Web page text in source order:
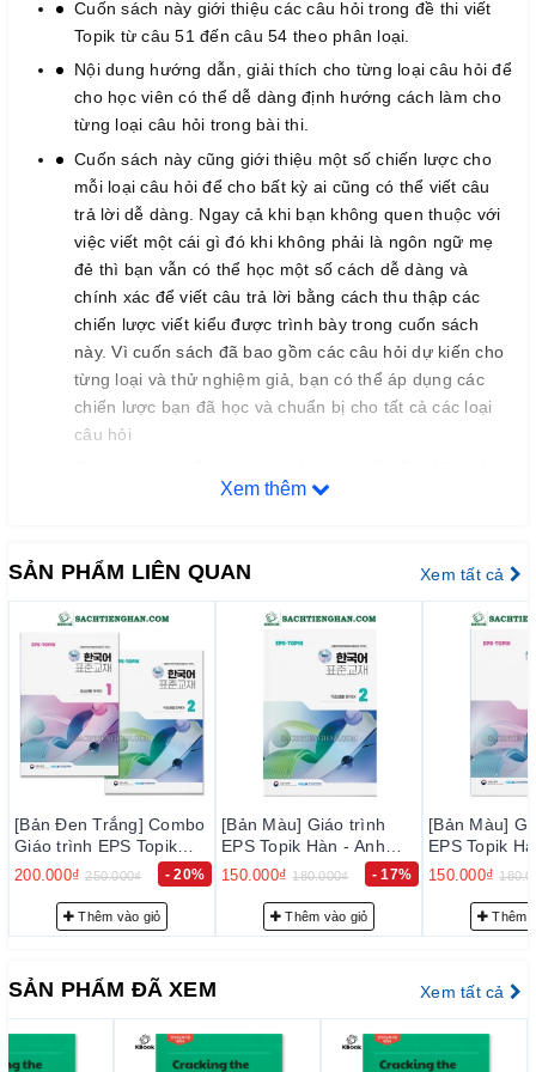
Cuốn sách này giới thiệu các câu hỏi trong đề thi viết
Topik từ câu 51 đến câu 54 theo phân loại.
Nội dung hướng dẫn, giải thích cho từng loại câu hỏi để
cho học viên có thể dễ dàng định hướng cách làm cho
từng loại câu hỏi trong bài thi.
Cuốn sách này cũng giới thiệu một số chiến lược cho
mỗi loại câu hỏi để cho bất kỳ ai cũng có thể viết câu
trả lời dễ dàng. Ngay cả khi bạn không quen thuộc với
việc viết một cái gì đó khi không phải là ngôn ngữ mẹ
đẻ thì bạn vẫn có thể học một số cách dễ dàng và
chính xác để viết câu trả lời bằng cách thu thập các
chiến lược viết kiểu được trình bày trong cuốn sách
này. Vì cuốn sách đã bao gồm các câu hỏi dự kiến ​​cho
từng loại và thử nghiệm giả, bạn có thể áp dụng các
chiến lược bạn đã học và chuẩn bị cho tất cả các loại
câu hỏi
mình bằng cách giải quyết các câu hỏi mẫu về việc sử
đoạn văn, câu văn.
Phần phụ lục cũng cung cấp cho bạn các từ đồng nghĩa
/ từ trái nghĩa, mẫu điển hình và mẫu câu trả lời sai để
cải thiện quan điểm và kỹ năng tổng thể của bạn khi
viết tiếng Hàn.
II. CAM KẾT
1. Cam kết vềch ất lượ n phẩm:
– Chúng tôi cam kết chỉ phân phối và mang đến cho quý khách
hàng những đầu sách tiếng Hàn chất lượng tốt nhất trên thị
trường hiện nay, đảm bảo đúng chất lượng sách đẹp, nội dung
rõ ràng và đầy đủ chi tiết.
– Bảo đảm mỗi quyển sách trước khi xuất kho đều phải qua
trong thời gian sớm nhất, nhằm đạt tiêu chuẩn chất lượng tốt
với độ tin cậy cao, thoả mãn nhu cầu của khách hàng.
– Luôn luôn lắng nghe, luôn luôn cải tiến để chất lượng của
sản phẩm và dịch vụ ngày càng tốt hơn.
Xem thêm
SẢN PHẨM LIÊN QUAN Xem tất cả
[Bản Đen Trắng] Combo
Giáo trình EPS Topik
Hàn - Anh Bản Mới 2024
NEW 한국어 표준교재
1+2 (일상생활 한국어)
200.000₫ 250.000₫ - 20%
Thêm vào giỏ
[Bản Màu] Giáo trình
EPS Topik Hàn - Anh
Bản Mới 2024 Tập 2 -
EPS-Topik NEW 한국어
표준교재 2 (일상생활 한
국어)
150.000₫ 180.000₫ - 17%
Thêm vào giỏ
[Bản Màu]
EPS Topik
Bản Mới
표준교재 1 (
국어)
150.000₫
Thêm
SẢN PHẨM ĐÃ XEM Xem tất cả